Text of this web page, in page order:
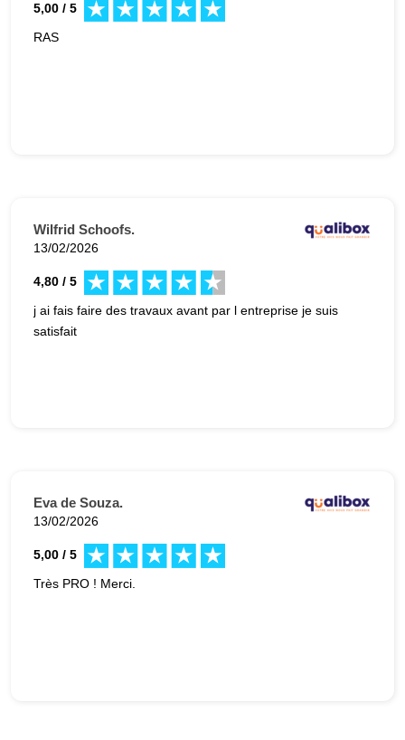
5,00 / 5
RAS
Wilfrid Schoofs.
13/02/2026
4,80 / 5
j ai fais faire des travaux avant par l entreprise je suis
satisfait
Eva de Souza.
13/02/2026
5,00 / 5
Très PRO ! Merci.